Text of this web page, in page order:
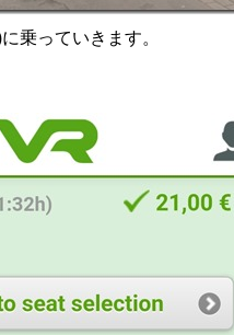
乗っていきます。